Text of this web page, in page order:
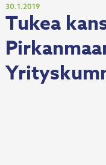
Tukea
Julkaistu
30.1.2019